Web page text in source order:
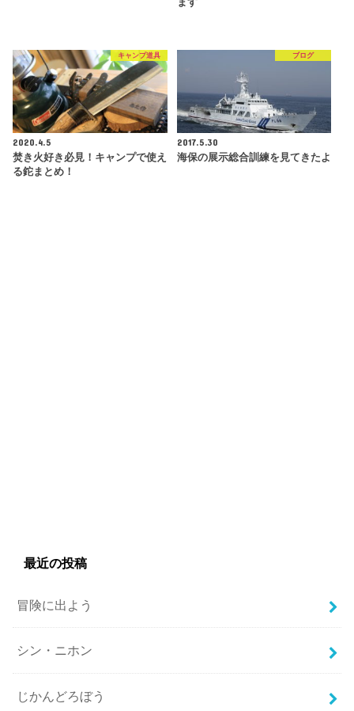
キャンプ道具
2020.4.5
焚き火好き必見！キャンプで使え
る鉈まとめ！
ブログ
2017.5.30
海保の展示総合訓練を見てきたよ
最近の投稿
冒険に出よう
シン・ニホン
じかんどろぼう